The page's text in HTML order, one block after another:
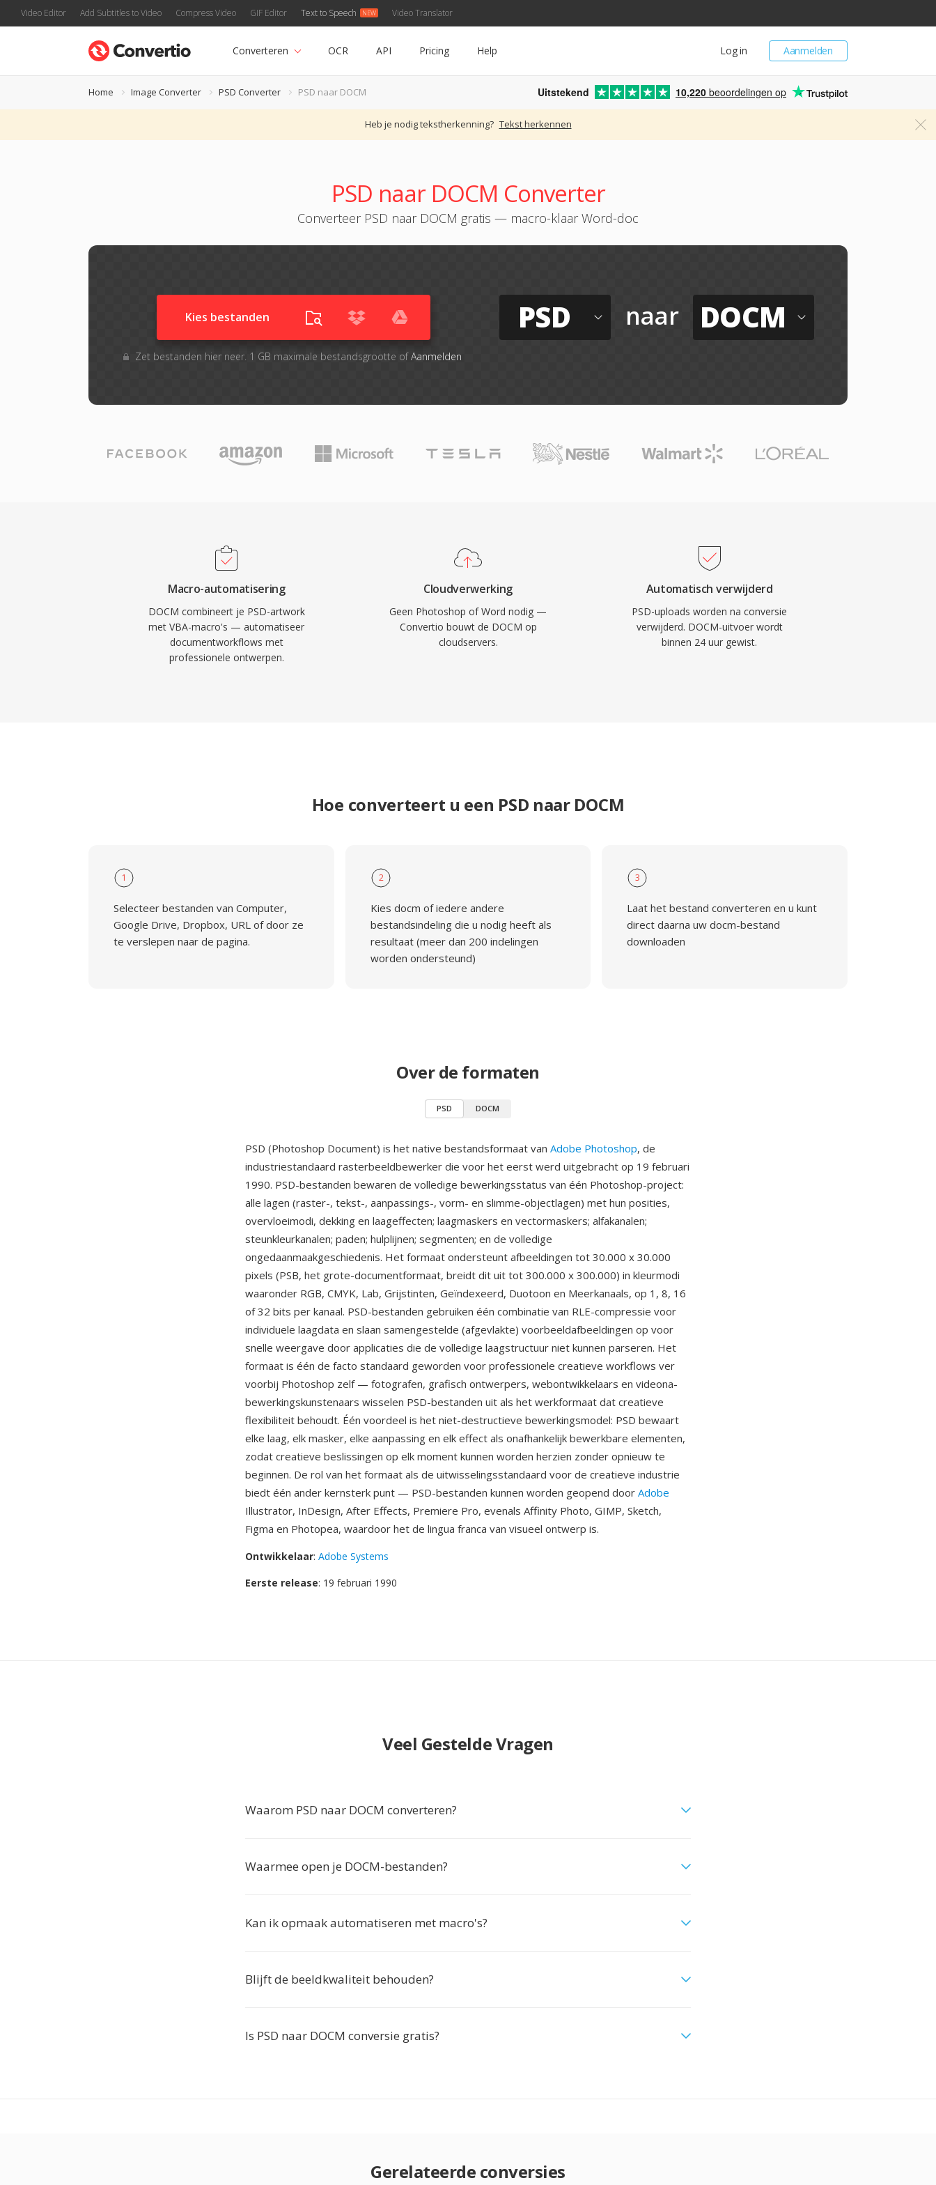
Video Editor Add Subtitles to Video Compress Video GIF Editor Text to Speech Video Translator
Aanmelden
Log in
Converteren OCR API Pricing Help
Home Image Converter PSD Converter PSD naar DOCM Uitstekend 10,220 beoordelingen op
Heb je nodig tekstherkenning? Tekst herkennen
PSD naar DOCM Converter
Converteer PSD naar DOCM gratis — macro-klaar Word-doc
Kies bestanden
Zet bestanden hier neer. 1 GB maximale bestandsgrootte ofAanmelden
PSD naar DOCM
Macro-automatisering
DOCM combineert je PSD-artwork
met VBA-macro's — automatiseer
documentworkflows met
professionele ontwerpen.
Cloudverwerking
Geen Photoshop of Word nodig —
Convertio bouwt de DOCM op
cloudservers.
Automatisch verwijderd
PSD-uploads worden na conversie
verwijderd. DOCM-uitvoer wordt
binnen 24 uur gewist.
Hoe converteert u een PSD naar DOCM
1
Selecteer bestanden van Computer,
Google Drive, Dropbox, URL of door ze
te verslepen naar de pagina.
2
Kies docm of iedere andere
bestandsindeling die u nodig heeft als
resultaat (meer dan 200 indelingen
worden ondersteund)
3
Laat het bestand converteren en u kunt
direct daarna uw docm-bestand
downloaden
Over de formaten
PSD DOCM
PSD (Photoshop Document) is het native bestandsformaat van Adobe Photoshop, de
industriestandaard rasterbeeldbewerker die voor het eerst werd uitgebracht op 19 februari
1990. PSD-bestanden bewaren de volledige bewerkingsstatus van één Photoshop-project:
alle lagen (raster-, tekst-, aanpassings-, vorm- en slimme-objectlagen) met hun posities,
overvloeimodi, dekking en laageffecten; laagmaskers en vectormaskers; alfakanalen;
steunkleurkanalen; paden; hulplijnen; segmenten; en de volledige
ongedaanmaakgeschiedenis. Het formaat ondersteunt afbeeldingen tot 30.000 x 30.000
pixels (PSB, het grote-documentformaat, breidt dit uit tot 300.000 x 300.000) in kleurmodi
waaronder RGB, CMYK, Lab, Grijstinten, Geïndexeerd, Duotoon en Meerkanaals, op 1, 8, 16
of 32 bits per kanaal. PSD-bestanden gebruiken één combinatie van RLE-compressie voor
individuele laagdata en slaan samengestelde (afgevlakte) voorbeeldafbeeldingen op voor
snelle weergave door applicaties die de volledige laagstructuur niet kunnen parseren. Het
formaat is één de facto standaard geworden voor professionele creatieve workflows ver
voorbij Photoshop zelf — fotografen, grafisch ontwerpers, webontwikkelaars en videona-
bewerkingskunstenaars wisselen PSD-bestanden uit als het werkformaat dat creatieve
flexibiliteit behoudt. Één voordeel is het niet-destructieve bewerkingsmodel: PSD bewaart
elke laag, elk masker, elke aanpassing en elk effect als onafhankelijk bewerkbare elementen,
zodat creatieve beslissingen op elk moment kunnen worden herzien zonder opnieuw te
beginnen. De rol van het formaat als de uitwisselingsstandaard voor de creatieve industrie
biedt één ander kernsterk punt — PSD-bestanden kunnen worden geopend door Adobe
Illustrator, InDesign, After Effects, Premiere Pro, evenals Affinity Photo, GIMP, Sketch,
Figma en Photopea, waardoor het de lingua franca van visueel ontwerp is.
Ontwikkelaar: Adobe Systems
Eerste release: 19 februari 1990
Veel Gestelde Vragen
Waarom PSD naar DOCM converteren?
Waarmee open je DOCM-bestanden?
Kan ik opmaak automatiseren met macro's?
Blijft de beeldkwaliteit behouden?
Is PSD naar DOCM conversie gratis?
Gerelateerde conversies